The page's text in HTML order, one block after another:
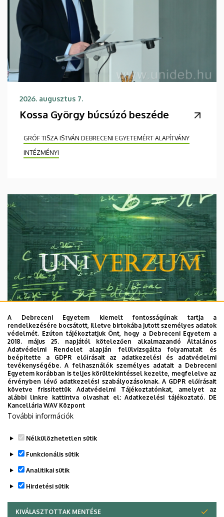
2026. augusztus 7.
Kossa György búcsúzó beszéde
GRÓF TISZA ISTVÁN DEBRECENI EGYETEMÉRT ALAPÍTVÁNY
INTÉZMÉNYI
2026. augusztus 7.
Univerzum: A Debreceni Egyetem
titkos receptjei
KUTATÁS TUDOMÁNY
A Debreceni Egyetem kiemelt fontosságúnak tartja a
rendelkezésére bocsátott, illetve birtokába jutott személyes adatok
védelmét. Ezúton tájékoztatjuk Önt, hogy a Debreceni Egyetem a
2018. május 25. napjától kötelezően alkalmazandó Általános
Adatvédelmi Rendelet alapján felülvizsgálta folyamatait és
beépítette a GDPR előírásait az adatkezelési és adatvédelmi
tevékenységébe. A felhasználók személyes adatait a Debreceni
Egyetem korábban is teljes körültekintéssel kezelte, megfelelve az
érvényben lévő adatkezelési szabályozásoknak. A GDPR előírásait
követve frissítettük Adatvédelmi Tájékoztatónkat, amelyet az
alábbi linkre kattintva olvashat el:Adatkezelési tájékoztató. DE
Kancellária WAV Központ
További információk
Nélkülözhetetlen sütik
Funkcionális sütik
Analitikai sütik
Hirdetési sütik
KIVÁLASZTOTTAK MENTÉSE
WITHDRAW CONSENT